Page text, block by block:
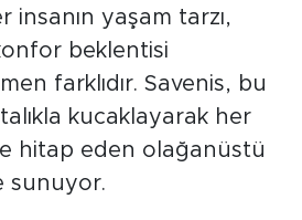
insanın yaşam tarzı,
beklentisi
farklıdır. Savenis, bu
kucaklayarak her
hitap eden olağanüstü
sunuyor.